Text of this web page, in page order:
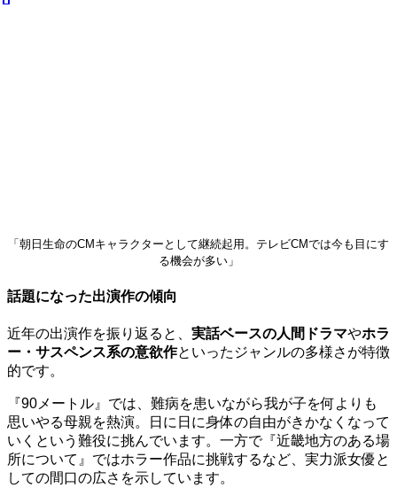
「朝日生命のCMキャラクターとして継続起用。テレビCMでは今も目にす
る機会が多い」
話題になった出演作の傾向
近年の出演作を振り返ると、 実話ベースの人間ドラマやホラ
ー・サスペンス系の意欲作といったジャンルの多様さが特徴
的です。
『90メートル』では、難病を患いながら我が子を何よりも
思いやる母親を熱演。日に日に身体の自由がきかなくなって
いくという難役に挑んでいます。一方で『近畿地方のある場
所について』ではホラー作品に挑戦するなど、実力派女優と
しての間口の広さを示しています。